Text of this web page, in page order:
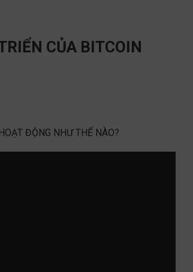
CỦA BITCOIN
ĐỘNG NHƯ THẾ NÀO?